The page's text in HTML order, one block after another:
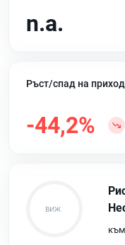
n.a.
Ръст/спад на
-44,2%
към